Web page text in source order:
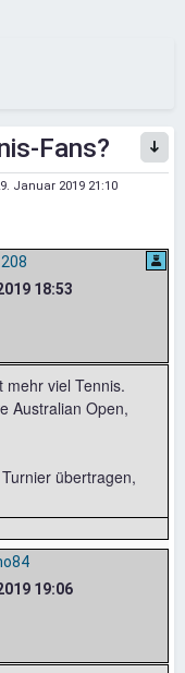
Fans?
Januar 2019 21:10
18:53
mehr viel Tennis.
Australian Open,
übertragen,
19:06